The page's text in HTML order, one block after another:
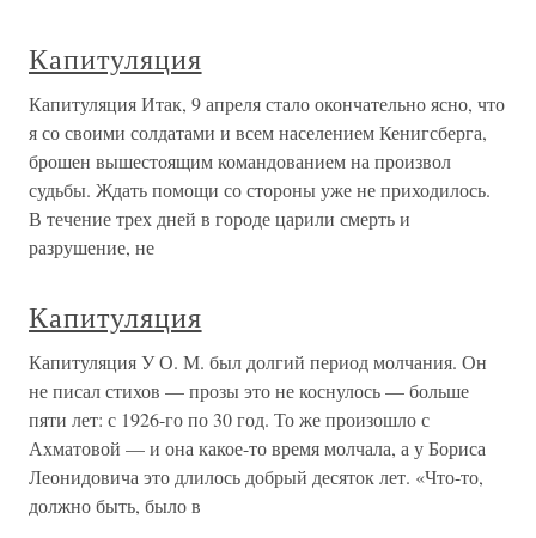
Капитуляция
Капитуляция Итак, 9 апреля стало окончательно ясно, что
я со своими солдатами и всем населением Кенигсберга,
брошен вышестоящим командованием на произвол
судьбы. Ждать помощи со стороны уже не приходилось.
В течение трех дней в городе царили смерть и
разрушение, не
Капитуляция
Капитуляция У О. М. был долгий период молчания. Он
не писал стихов — прозы это не коснулось — больше
пяти лет: с 1926-го по 30 год. То же произошло с
Ахматовой — и она какое-то время молчала, а у Бориса
Леонидовича это длилось добрый десяток лет. «Что-то,
должно быть, было в